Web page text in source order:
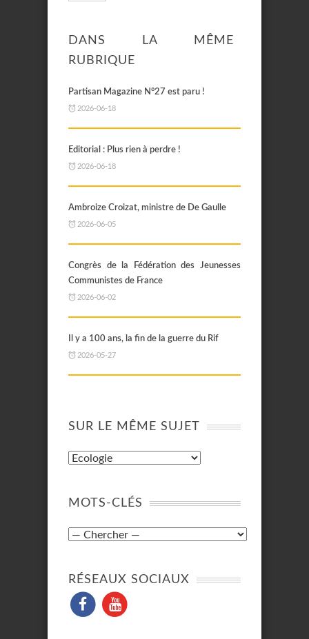
DANS LA MÊME
RUBRIQUE
Partisan Magazine N°27 est paru !
2026-06-18
Editorial : Plus rien à perdre !
2026-06-18
Ambroize Croizat, ministre de De Gaulle
2026-06-05
Congrès de la Fédération des Jeunesses
Communistes de France
2026-06-02
Il y a 100 ans, la fin de la guerre du Rif
2026-05-27
SUR LE MÊME SUJET
MOTS-CLÉS
RÉSEAUX SOCIAUX